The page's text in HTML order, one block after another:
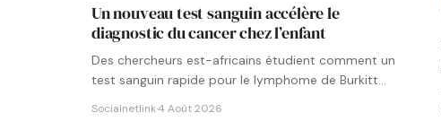
Un nouveau test sanguin accélère le
diagnostic du cancer chez l’enfant
Des chercheurs est-africains étudient comment un
test sanguin rapide pour le lymphome de Burkitt
Socialnetlink·4 Août 2026